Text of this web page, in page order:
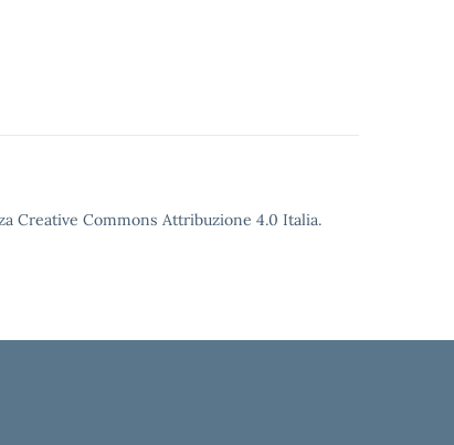
Creative Commons Attribuzione 4.0 Italia.